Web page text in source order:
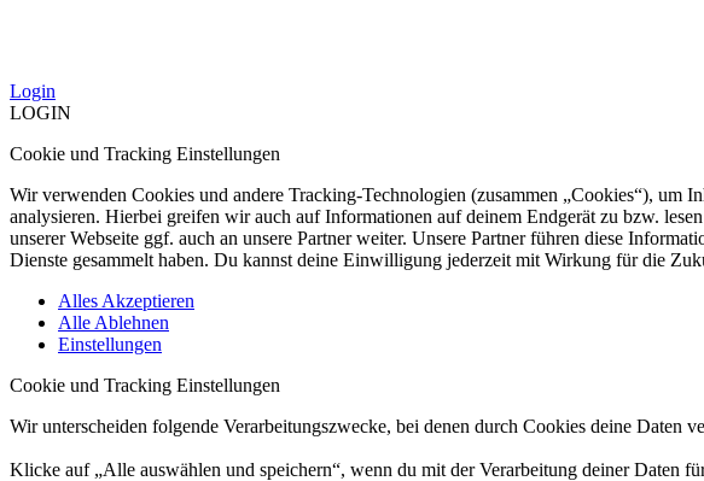
Login
LOGIN
Cookie und Tracking Einstellungen
Wir verwenden Cookies und andere Tracking-Technologien (zusammen „Cookies“), um
analysieren. Hierbei greifen wir auch auf Informationen auf deinem Endgerät zu bzw.
unserer Webseite ggf. auch an unsere Partner weiter. Unsere Partner führen diese
Dienste gesammelt haben. Du kannst deine Einwilligung jederzeit mit Wirkung für die
Alles Akzeptieren
Alle Ablehnen
Einstellungen
Cookie und Tracking Einstellungen
Wir unterscheiden folgende Verarbeitungszwecke, bei denen durch Cookies deine Daten
Klicke auf „Alle auswählen und speichern“, wenn du mit der Verarbeitung deiner Daten